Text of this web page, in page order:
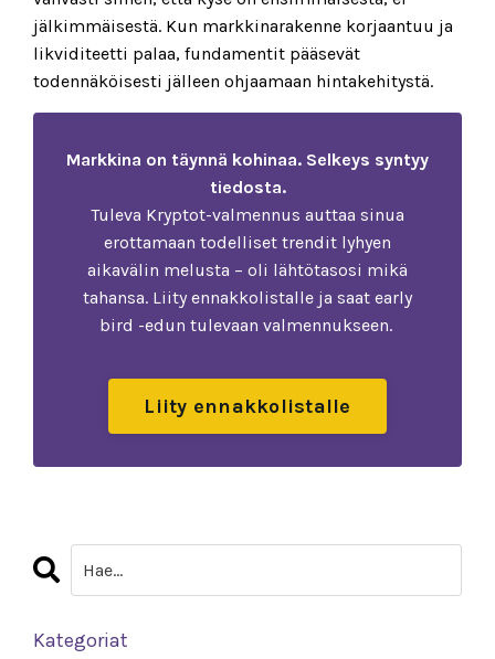
jälkimmäisestä. Kun markkinarakenne korjaantuu ja
likviditeetti palaa, fundamentit pääsevät
todennäköisesti jälleen ohjaamaan hintakehitystä.
Markkina on täynnä kohinaa. Selkeys syntyy
tiedosta.
Tuleva Kryptot-valmennus auttaa sinua
erottamaan todelliset trendit lyhyen
aikavälin melusta – oli lähtötasosi mikä
tahansa. Liity ennakkolistalle ja saat early
bird -edun tulevaan valmennukseen.
Liity ennakkolistalle
Kategoriat